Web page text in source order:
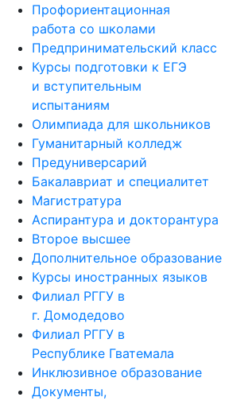
работа со школами
Предпринимательский класс
Курсы подготовки к ЕГЭ
и вступительным
испытаниям
Олимпиада для школьников
Гуманитарный колледж
Предуниверсарий
Бакалавриат и специалитет
Магистратура
Аспирантура и докторантура
Второе высшее
Дополнительное образование
Курсы иностранных языков
Филиал РГГУ в
г. Домодедово
Филиал РГГУ в
Республике Гватемала
Инклюзивное образование
Документы,
обязательные